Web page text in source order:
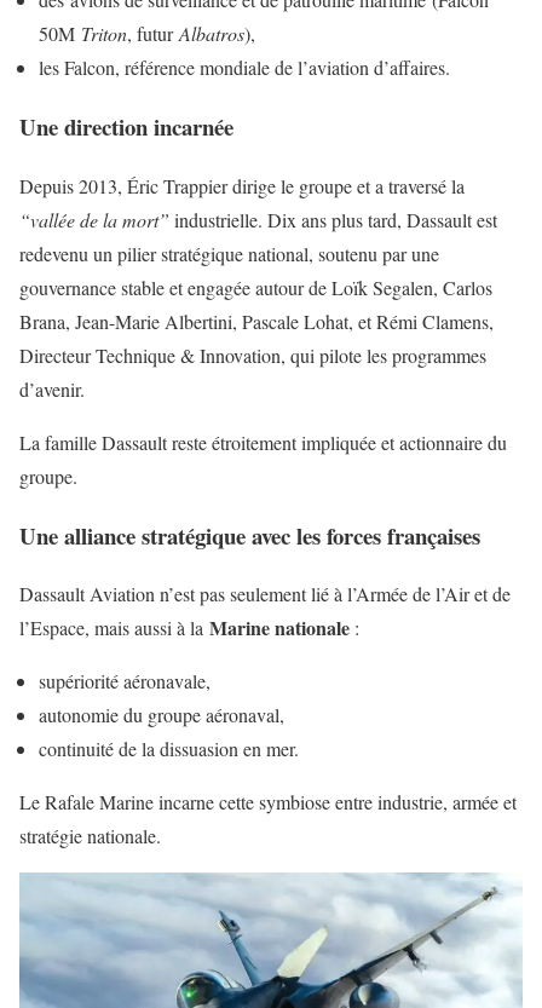
50M Triton, futurAlbatros),
les Falcon, référence mondiale de l’aviation d’affaires.
Une direction incarnée
Depuis 2013, Éric Trappier dirige le groupe et a traversé la
“vallée de la mort” industrielle. Dix ans plus tard, Dassault est
redevenu un pilier stratégique national, soutenu par une
gouvernance stable et engagée autour de Loïk Segalen, Carlos
Brana, Jean-Marie Albertini, Pascale Lohat, et Rémi Clamens,
Directeur Technique & Innovation, qui pilote les programmes
d’avenir.
La famille Dassault reste étroitement impliquée et actionnaire du
groupe.
Une alliance stratégique avec les forces françaises
Dassault Aviation n’est pas seulement lié à l’Armée de l’Air et de
l’Espace, mais aussi à la Marine nationale :
supériorité aéronavale,
autonomie du groupe aéronaval,
continuité de la dissuasion en mer.
Le Rafale Marine incarne cette symbiose entre industrie, armée et
stratégie nationale.